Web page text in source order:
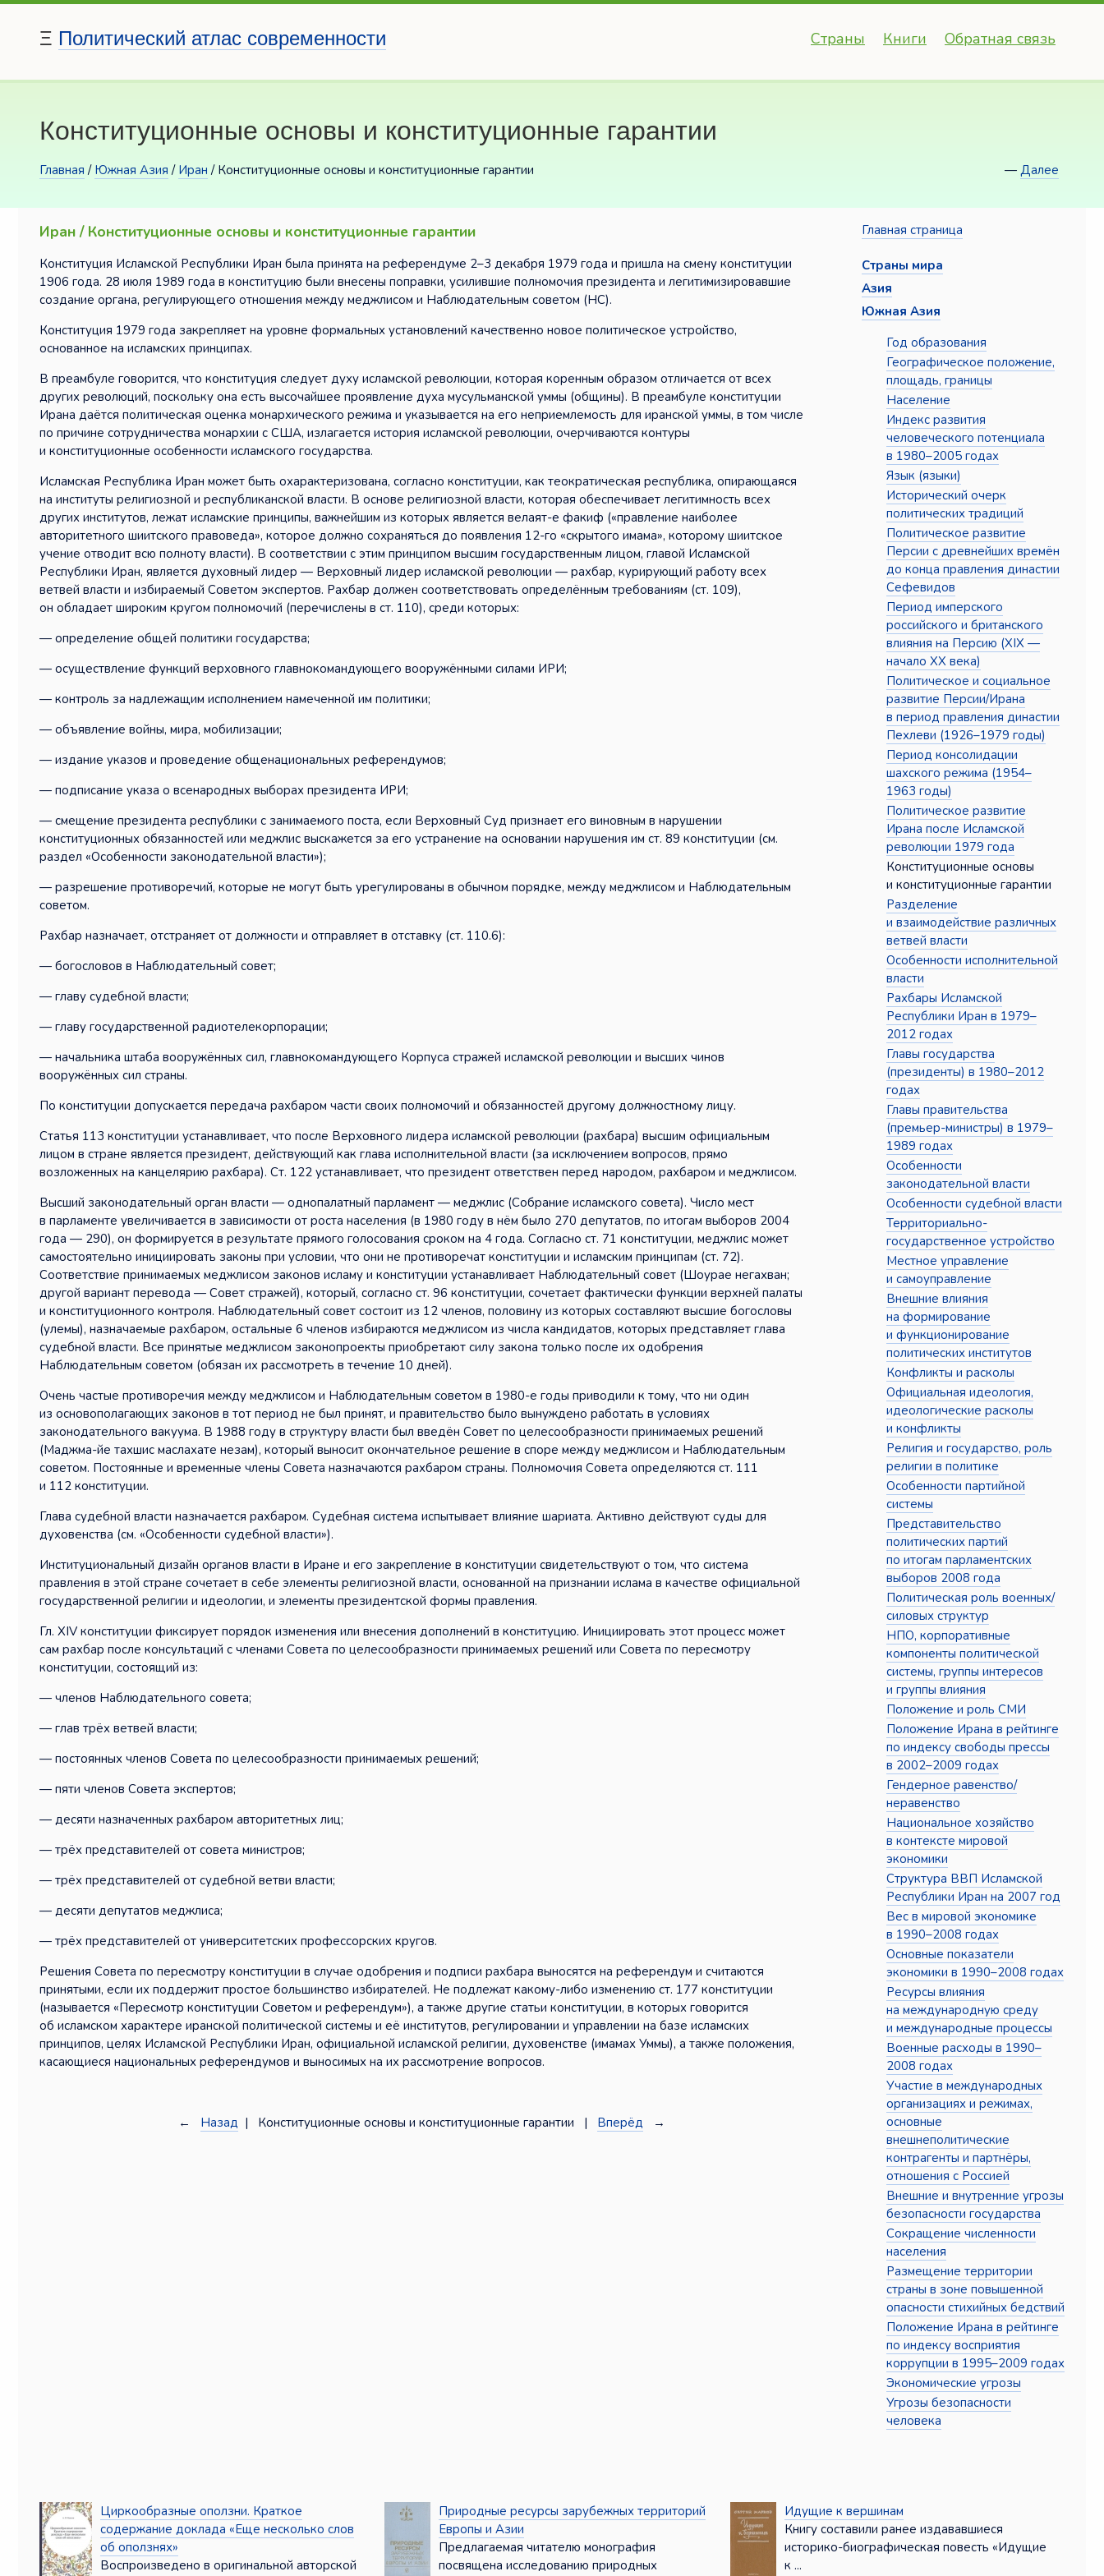
Ξ Политический атлас современности Страны Книги Обратная связь
Конституционные основы и конституционные гарантии
Главная / Южная Азия / Иран / Конституционные основы и конституционные гарантии — Далее
Иран / Конституционные основы и конституционные гарантии
Конституция Исламской Республики Иран была принята на референдуме 2–3 декабря 1979 года и пришла на смену конституции
1906 года. 28 июля 1989 года в конституцию были внесены поправки, усилившие полномочия президента и легитимизировавшие
создание органа, регулирующего отношения между меджлисом и Наблюдательным советом (НС).
Конституция 1979 года закрепляет на уровне формальных установлений качественно новое политическое устройство,
основанное на исламских принципах.
В преамбуле говорится, что конституция следует духу исламской революции, которая коренным образом отличается от всех
других революций, поскольку она есть высочайшее проявление духа мусульманской уммы (общины). В преамбуле конституции
Ирана даётся политическая оценка монархического режима и указывается на его неприемлемость для иранской уммы, в том числе
по причине сотрудничества монархии с США, излагается история исламской революции, очерчиваются контуры
и конституционные особенности исламского государства.
Исламская Республика Иран может быть охарактеризована, согласно конституции, как теократическая республика, опирающаяся
на институты религиозной и республиканской власти. В основе религиозной власти, которая обеспечивает легитимность всех
других институтов, лежат исламские принципы, важнейшим из которых является велаят-е факиф («правление наиболее
авторитетного шиитского правоведа», которое должно сохраняться до появления 12-го «скрытого имама», которому шиитское
учение отводит всю полноту власти). В соответствии с этим принципом высшим государственным лицом, главой Исламской
Республики Иран, является духовный лидер — Верховный лидер исламской революции — рахбар, курирующий работу всех
ветвей власти и избираемый Советом экспертов. Рахбар должен соответствовать определённым требованиям (ст. 109),
он обладает широким кругом полномочий (перечислены в ст. 110), среди которых:
— определение общей политики государства;
— осуществление функций верховного главнокомандующего вооружёнными силами ИРИ;
— контроль за надлежащим исполнением намеченной им политики;
— объявление войны, мира, мобилизации;
— издание указов и проведение общенациональных референдумов;
— подписание указа о всенародных выборах президента ИРИ;
— смещение президента республики с занимаемого поста, если Верховный Суд признает его виновным в нарушении
конституционных обязанностей или меджлис выскажется за его устранение на основании нарушения им ст. 89 конституции (см.
раздел «Особенности законодательной власти»);
— разрешение противоречий, которые не могут быть урегулированы в обычном порядке, между меджлисом и Наблюдательным
советом.
Рахбар назначает, отстраняет от должности и отправляет в отставку (ст. 110.6):
— богословов в Наблюдательный совет;
— главу судебной власти;
— главу государственной радиотелекорпорации;
— начальника штаба вооружённых сил, главнокомандующего Корпуса стражей исламской революции и высших чинов
вооружённых сил страны.
По конституции допускается передача рахбаром части своих полномочий и обязанностей другому должностному лицу.
Статья 113 конституции устанавливает, что после Верховного лидера исламской революции (рахбара) высшим официальным
лицом в стране является президент, действующий как глава исполнительной власти (за исключением вопросов, прямо
возложенных на канцелярию рахбара). Ст. 122 устанавливает, что президент ответствен перед народом, рахбаром и меджлисом.
Высший законодательный орган власти — однопалатный парламент — меджлис (Собрание исламского совета). Число мест
в парламенте увеличивается в зависимости от роста населения (в 1980 году в нём было 270 депутатов, по итогам выборов 2004
года — 290), он формируется в результате прямого голосования сроком на 4 года. Согласно ст. 71 конституции, меджлис может
самостоятельно инициировать законы при условии, что они не противоречат конституции и исламским принципам (ст. 72).
Соответствие принимаемых меджлисом законов исламу и конституции устанавливает Наблюдательный совет (Шоурае негахван;
другой вариант перевода — Совет стражей), который, согласно ст. 96 конституции, сочетает фактически функции верхней палаты
и конституционного контроля. Наблюдательный совет состоит из 12 членов, половину из которых составляют высшие богословы
(улемы), назначаемые рахбаром, остальные 6 членов избираются меджлисом из числа кандидатов, которых представляет глава
судебной власти. Все принятые меджлисом законопроекты приобретают силу закона только после их одобрения
Наблюдательным советом (обязан их рассмотреть в течение 10 дней).
Очень частые противоречия между меджлисом и Наблюдательным советом в 1980-е годы приводили к тому, что ни один
из основополагающих законов в тот период не был принят, и правительство было вынуждено работать в условиях
законодательного вакуума. В 1988 году в структуру власти был введён Совет по целесообразности принимаемых решений
(Маджма-йе тахшис маслахате незам), который выносит окончательное решение в споре между меджлисом и Наблюдательным
советом. Постоянные и временные члены Совета назначаются рахбаром страны. Полномочия Совета определяются ст. 111
и 112 конституции.
Глава судебной власти назначается рахбаром. Судебная система испытывает влияние шариата. Активно действуют суды для
духовенства (см. «Особенности судебной власти»).
Институциональный дизайн органов власти в Иране и его закрепление в конституции свидетельствуют о том, что система
правления в этой стране сочетает в себе элементы религиозной власти, основанной на признании ислама в качестве официальной
государственной религии и идеологии, и элементы президентской формы правления.
Гл. XIV конституции фиксирует порядок изменения или внесения дополнений в конституцию. Инициировать этот процесс может
сам рахбар после консультаций с членами Совета по целесообразности принимаемых решений или Совета по пересмотру
конституции, состоящий из:
— членов Наблюдательного совета;
— глав трёх ветвей власти;
— постоянных членов Совета по целесообразности принимаемых решений;
— пяти членов Совета экспертов;
— десяти назначенных рахбаром авторитетных лиц;
— трёх представителей от совета министров;
— трёх представителей от судебной ветви власти;
— десяти депутатов меджлиса;
— трёх представителей от университетских профессорских кругов.
Решения Совета по пересмотру конституции в случае одобрения и подписи рахбара выносятся на референдум и считаются
принятыми, если их поддержит простое большинство избирателей. Не подлежат какому-либо изменению ст. 177 конституции
(называется «Пересмотр конституции Советом и референдум»), а также другие статьи конституции, в которых говорится
об исламском характере иранской политической системы и её институтов, регулировании и управлении на базе исламских
принципов, целях Исламской Республики Иран, официальной исламской религии, духовенстве (имамах Уммы), а также положения,
касающиеся национальных референдумов и выносимых на их рассмотрение вопросов.
← Назад | Конституционные основы и конституционные гарантии | Вперёд →
Главная страница
Страны мира
Азия
Южная Азия
Год образования
Географическое положение,
площадь, границы
Население
Индекс развития
человеческого потенциала
в 1980–2005 годах
Язык (языки)
Исторический очерк
политических традиций
Политическое развитие
Персии с древнейших времён
до конца правления династии
Сефевидов
Период имперского
российского и британского
влияния на Персию (XIX —
начало XX века)
Политическое и социальное
развитие Персии/Ирана
в период правления династии
Пехлеви (1926–1979 годы)
Период консолидации
шахского режима (1954–
1963 годы)
Политическое развитие
Ирана после Исламской
революции 1979 года
Конституционные основы
и конституционные гарантии
Разделение
и взаимодействие различных
ветвей власти
Особенности исполнительной
власти
Рахбары Исламской
Республики Иран в 1979–
2012 годах
Главы государства
(президенты) в 1980–2012
годах
Главы правительства
(премьер-министры) в 1979–
1989 годах
Особенности
законодательной власти
Особенности судебной власти
Территориально-
государственное устройство
Местное управление
и самоуправление
Внешние влияния
на формирование
и функционирование
политических институтов
Конфликты и расколы
Официальная идеология,
идеологические расколы
и конфликты
Религия и государство, роль
религии в политике
Особенности партийной
системы
Представительство
политических партий
по итогам парламентских
выборов 2008 года
Политическая роль военных/
силовых структур
НПО, корпоративные
компоненты политической
системы, группы интересов
и группы влияния
Положение и роль СМИ
Положение Ирана в рейтинге
по индексу свободы прессы
в 2002–2009 годах
Гендерное равенство/
неравенство
Национальное хозяйство
в контексте мировой
экономики
Структура ВВП Исламской
Республики Иран на 2007 год
Вес в мировой экономике
в 1990–2008 годах
Основные показатели
экономики в 1990–2008 годах
Ресурсы влияния
на международную среду
и международные процессы
Военные расходы в 1990–
2008 годах
Участие в международных
организациях и режимах,
основные
внешнеполитические
контрагенты и партнёры,
отношения с Россией
Внешние и внутренние угрозы
безопасности государства
Сокращение численности
населения
Размещение территории
страны в зоне повышенной
опасности стихийных бедствий
Положение Ирана в рейтинге
по индексу восприятия
коррупции в 1995–2009 годах
Экономические угрозы
Угрозы безопасности
человека
Циркообразные оползни. Краткое
содержание доклада «Еще несколько слов
об оползнях»
Воспроизведено в оригинальной авторской
Природные ресурсы зарубежных территорий
Европы и Азии
Предлагаемая читателю монография
посвящена исследованию природных
Идущие к вершинам
Книгу составили ранее издававшиеся
историко-биографическая повесть «Идущие
к ...